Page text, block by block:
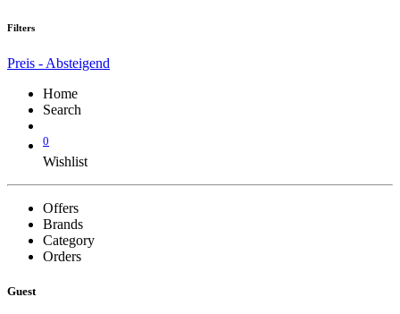
Filters
Preis - Absteigend
Home
Search
0
Wishlist
Offers
Brands
Category
Orders
Guest